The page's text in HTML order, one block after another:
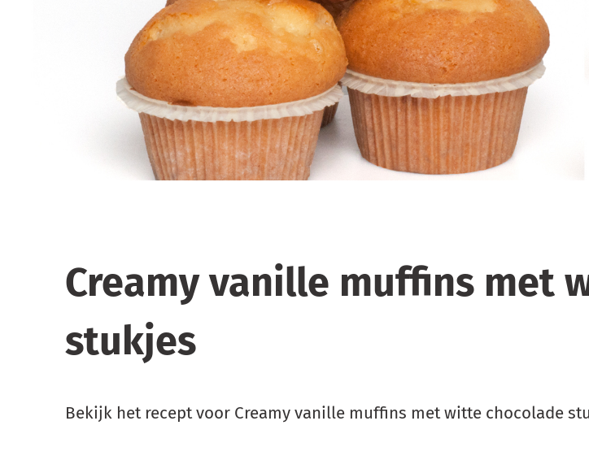
Creamy vanille muffins met
stukjes
Bekijk het recept voor Creamy vanille muffins met witte chocolade